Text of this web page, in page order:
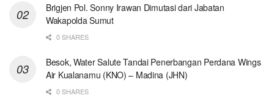
Brigjen Pol. Sonny Irawan Dimutasi dari Jabatan
Wakapolda Sumut
0 SHARES
Besok, Water Salute Tandai Penerbangan Perdana Wings
Air Kualanamu (KNO) – Madina (JHN)
0 SHARES